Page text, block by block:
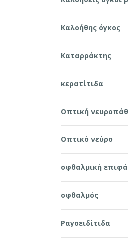
Καλοήθης όγκος
Καταρράκτης
κερατίτιδα
Οπτική
Οπτικό νεύρο
οφθαλμική
οφθαλμός
Ραγοειδίτιδα